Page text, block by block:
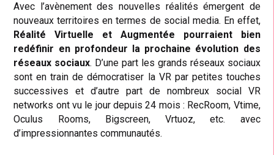
Avec l’avènement des nouvelles réalités émergent de
nouveaux territoires en termes de social media. En effet,
Réalité Virtuelle et Augmentée pourraient bien
redéfinir en profondeur la prochaine évolution des
réseaux sociaux. D’une part les grands réseaux sociaux
sont en train de démocratiser la VR par petites touches
successives et d’autre part de nombreux social VR
networks ont vu le jour depuis 24 mois : RecRoom, Vtime,
Oculus Rooms, Bigscreen, Vrtuoz, etc. avec
d’impressionnantes communautés.